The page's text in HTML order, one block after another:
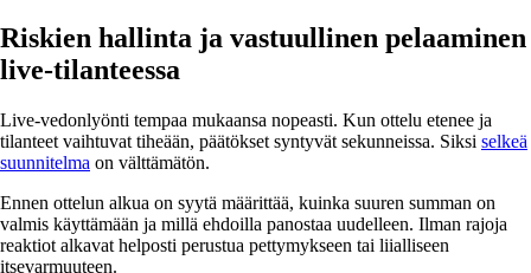
Riskien hallinta ja vastuullinen pelaaminen
live-tilanteessa
Live-vedonlyönti tempaa mukaansa nopeasti. Kun ottelu etenee ja
tilanteet vaihtuvat tiheään, päätökset syntyvät sekunneissa. Siksi selkeä
suunnitelma on välttämätön.
Ennen ottelun alkua on syytä määrittää, kuinka suuren summan on
valmis käyttämään ja millä ehdoilla panostaa uudelleen. Ilman rajoja
reaktiot alkavat helposti perustua pettymykseen tai liialliseen
itsevarmuuteen.